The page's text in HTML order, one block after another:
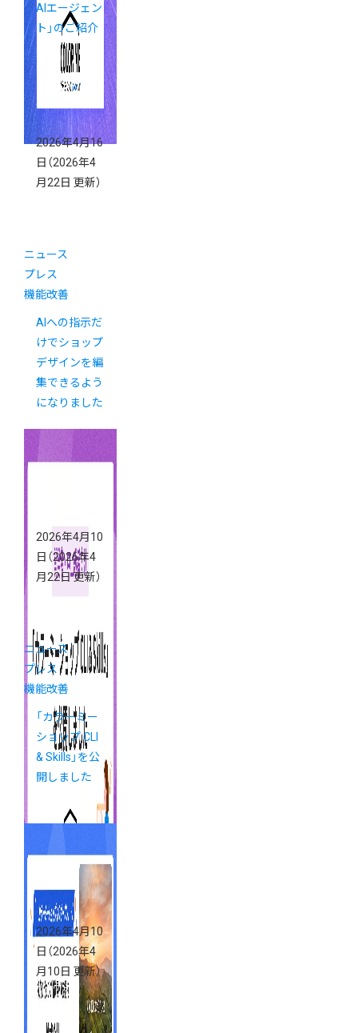
AIエージェン
ト」のご紹介
2026年4月16
日 （2026年4
月22日 更新）
ニュース
プレス
機能改善
AIへの指示だ
けでショップ
デザインを編
集できるよう
になりました
2026年4月10
日 （2026年4
月22日 更新）
ニュース
プレス
機能改善
「カラーミー
ショップ CLI
& Skills」を公
開しました
2026年4月10
日 （2026年4
月10日 更新）